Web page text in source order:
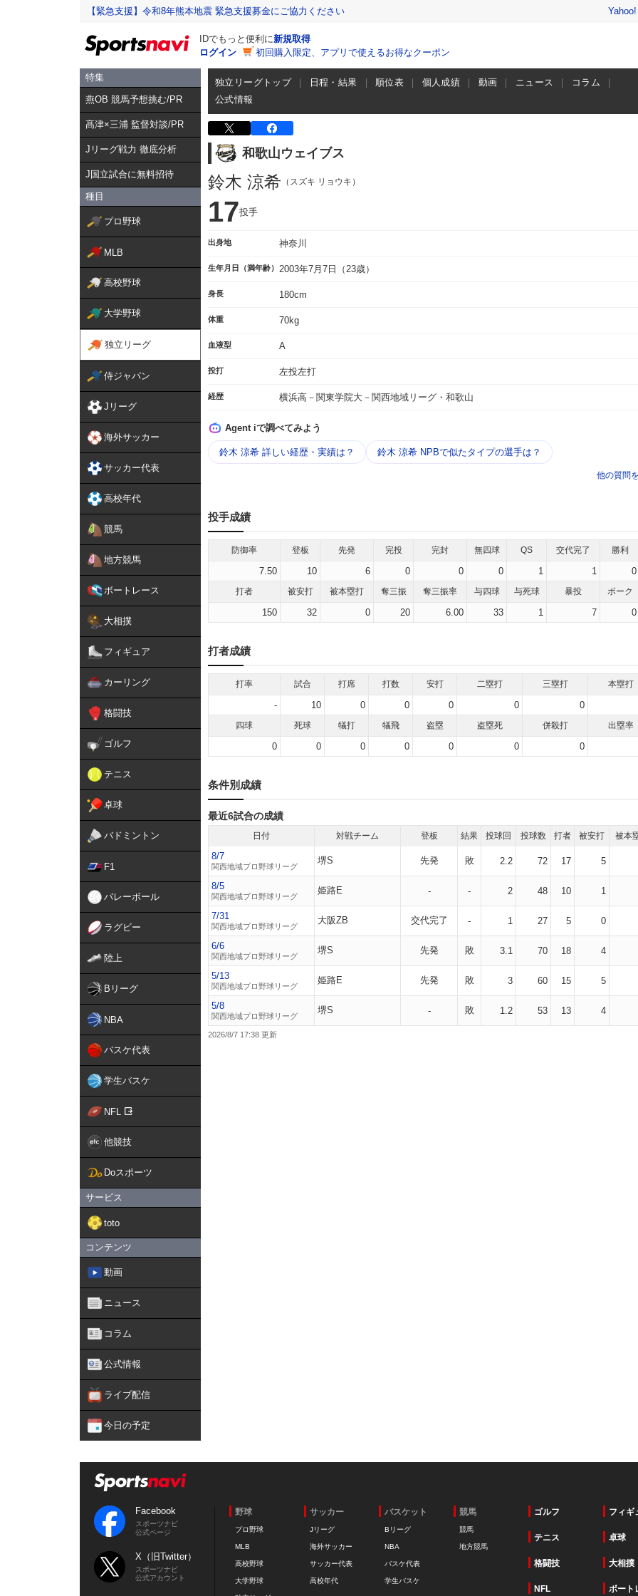
【緊急支援】令和8年熊本地震 緊急支援募金にご協力ください
IDでもっと便利に新規取得
ログイン
初回購入限定、アプリで使えるお得なクーポン
特集
燕OB 競馬予想挑む/PR
髙津×三浦 監督対談/PR
Jリーグ戦力 徹底分析
J国立試合に無料招待
種目
プロ野球
MLB
高校野球
大学野球
独立リーグ
侍ジャパン
Jリーグ
海外サッカー
サッカー代表
高校年代
競馬
地方競馬
ボートレース
大相撲
フィギュア
カーリング
格闘技
ゴルフ
テニス
卓球
バドミントン
F1
バレーボール
ラグビー
陸上
Bリーグ
NBA
バスケ代表
学生バスケ
NFL
他競技
Doスポーツ
サービス
toto
コンテンツ
動画
ニュース
コラム
公式情報
ライブ配信
今日の予定
独立リーグトップ 日程・結果 順位表 個人成績 動画 ニュース
コラム
公式情報
和歌山ウェイブス
鈴木 涼希 （スズキ リョウキ）
17投手
出身地 神奈川
生年月日（満年齢） 2003年7月7日（23歳）
身長 180cm
体重 70kg
血液型 A
投打 左投左打
経歴 横浜高－関東学院大－関西地域リーグ・和歌山
Agent iで調べてみよう
鈴木 涼希 詳しい経歴・実績は？ 鈴木 涼希 NPBで似たタイプの選手は？
他の質問
投手成績
防御率 登板 先発 完投 完封 無四球 QS 交代完了 勝利
7.50 10 6 0 0 0 1 1 0
打者 被安打 被本塁打 奪三振 奪三振率 与四球 与死球 暴投 ボーク
150 32 0 20 6.00 33 1 7 0
打者成績
打率 試合 打席 打数 安打 二塁打 三塁打 本塁打
- 10 0 0 0 0 0
四球 死球 犠打 犠飛 盗塁 盗塁死 併殺打 出塁率
0 0 0 0 0 0 0
条件別成績
最近6試合の成績
日付 対戦チーム 登板 結果 投球回 投球数 打者 被安打 被本
8/7
関西地域プロ野球リーグ
堺S 先発 敗 2.2 72 17 5
8/5
関西地域プロ野球リーグ
姫路E - - 2 48 10 1
7/31
関西地域プロ野球リーグ
大阪ZB 交代完了 - 1 27 5 0
6/6
関西地域プロ野球リーグ
堺S 先発 敗 3.1 70 18 4
5/13
関西地域プロ野球リーグ
姫路E 先発 敗 3 60 15 5
5/8
関西地域プロ野球リーグ
堺S - 敗 1.2 53 13 4
2026/8/7 17:38
Facebook
スポーツナビ
公式ページ
X（旧Twitter）
スポーツナビ
公式アカウント
野球
プロ野球
MLB
高校野球
大学野球
サッカー
Jリーグ
海外サッカー
サッカー代表
高校年代
バスケット
Bリーグ
NBA
バスケ代表
学生バスケ
競馬
競馬
地方競馬
ゴルフ フィギ
テニス 卓球
格闘技 大相撲
NFL ボート